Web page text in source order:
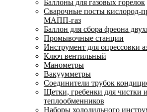
Баллоны для газовых горелок
Сварочные посты кислород-
МАПП-газ
Баллон для сбора фреона
Промывочные станции
Инструмент для опрессовки
Ключ вентильный
Манометры
Вакуумметры
Соединители трубок
Щетки, гребенки для чистки
теплообменников
Наборы холодильного